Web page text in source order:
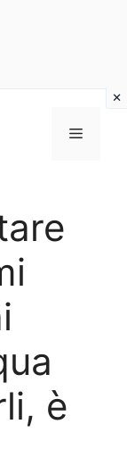
Menu
è